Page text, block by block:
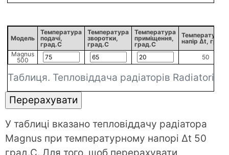
Таблиця. Тепловіддача радіаторів Radiatori
Модель
Температура
подачі,
град.С
Температура
зворотки,
град.С
Температура
приміщення,
град.С
напір Δt, град
Magnus
500
50
У таблиці вказано тепловіддачу радіатора
Magnus при температурному напорі Δt 50